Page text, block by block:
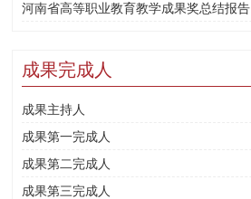
河南省高等职业教育教学成果奖总结报告
成果完成人
成果主持人
成果第一完成人
成果第二完成人
成果第三完成人